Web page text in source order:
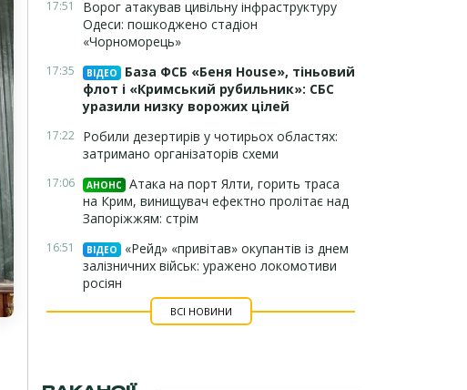
17:51
Ворог атакував цивільну інфраструктуру
Одеси: пошкоджено стадіон
«Чорноморець»
17:35 ВІДЕО
База ФСБ «Беня House», тіньовий
флот і «Кримський рубильник»: СБС
уразили низку ворожих цілей
17:22 Робили дезертирів у чотирьох областях:
затримано організаторів схеми
17:06 АНОНС Атака на порт Ялти, горить траса
на Крим, винищувач ефектно пролітає над
Запоріжжям: стрім
16:51 ВІДЕО
«Рейд» «привітав» окупантів із днем
залізничних військ: уражено локомотиви
росіян
ВСІ НОВИНИ